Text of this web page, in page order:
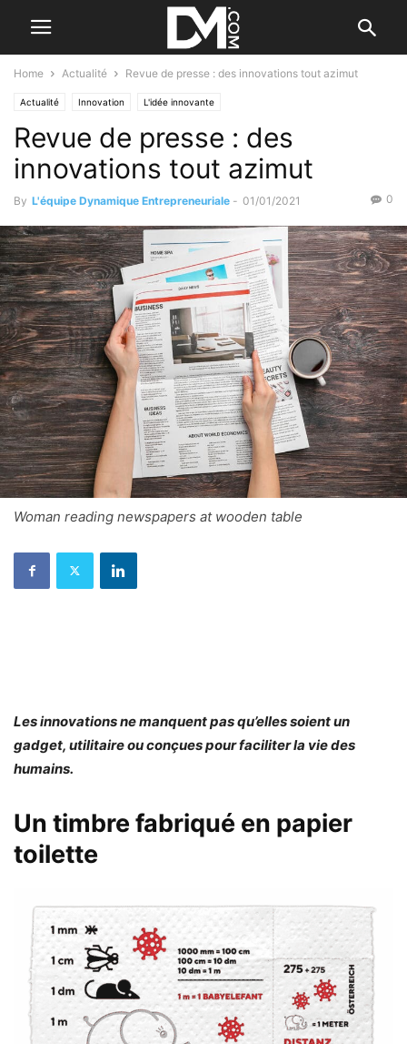
Home Actualité Revue de presse : des innovations tout azimut
Actualité Innovation L'idée innovante
Revue de presse : des
innovations tout azimut
By L'équipe Dynamique Entrepreneuriale - 01/01/2021 0
Woman reading newspapers at wooden table
Les innovations ne manquent pas qu’elles soient un
gadget, utilitaire ou conçues pour faciliter la vie des
humains.
Un timbre fabriqué en papier
toilette